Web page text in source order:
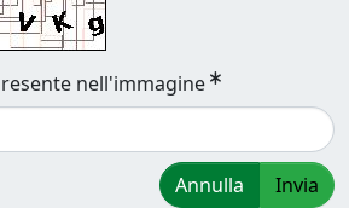
nell'immagine
Annulla Invia